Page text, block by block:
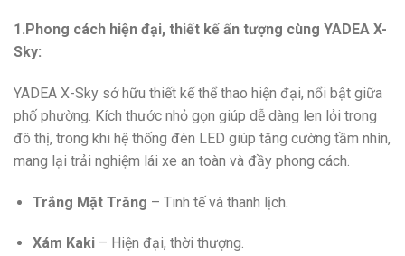
1.Phong cách hiện đại, thiết kế ấn tượng cùng YADEA X-
Sky:
YADEA X-Sky sở hữu thiết kế thể thao hiện đại, nổi bật giữa
phố phường. Kích thước nhỏ gọn giúp dễ dàng len lỏi trong
đô thị, trong khi hệ thống đèn LED giúp tăng cường tầm nhìn,
mang lại trải nghiệm lái xe an toàn và đầy phong cách.
Trắng Mặt Trăng – Tinh tế và thanh lịch.
Xám Kaki– Hiện đại, thời thượng.